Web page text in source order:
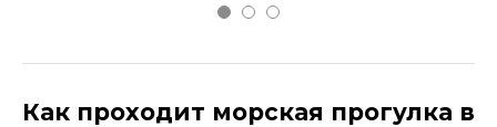
Как проходит морская прогулка в